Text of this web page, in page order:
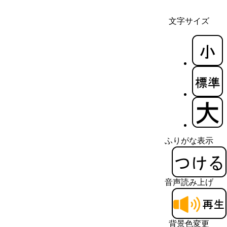
文字サイズ
ふりがな表示
音声読み上げ
背景色変更